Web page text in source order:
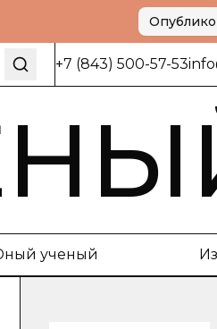
+7 (843) 500-57-53
ученый